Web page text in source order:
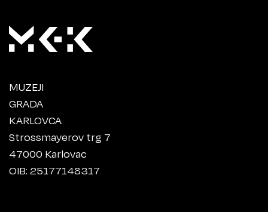
MUZEJI
GRADA
KARLOVCA
Strossmayerov trg 7
47000 Karlovac
OIB: 25177148317